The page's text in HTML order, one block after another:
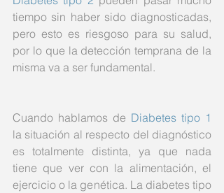
tiempo sin haber sido diagnosticadas,
pero esto es riesgoso para su salud,
por lo que la detección temprana de la
misma va a ser fundamental.
Cuando hablamos de
la situación al respecto del diagnóstico
es totalmente distinta, ya que nada
tiene que ver con la alimentación, el
ejercicio o la genética. La diabetes tipo